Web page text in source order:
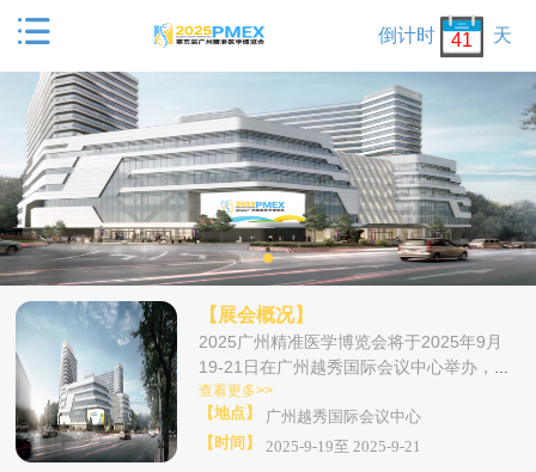
 倒计时 41 天
【展会概况】
2025广州精准医学博览会将于2025年9月
19-21日在广州越秀国际会议中心举办，这
场精准医学科技盛会汇聚精准医学全产业链
资源，将因众多科技名企、行业大伽和热情
观众的到来而更加丰富多彩、更具参与价
查看更多>>
【地点】
广州越秀国际会议中心
【时间】
2025-9-19至 2025-9-21